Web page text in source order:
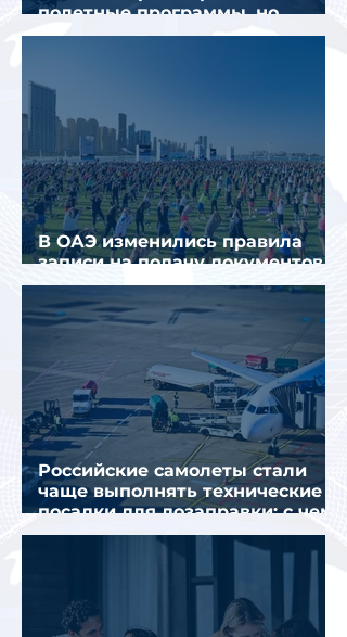
полетные программы, но
избегают прежних ошибок
В ОАЭ изменились правила
записи на подачу документов
для визы в Испанию
Российские самолеты стали
чаще выполнять технические
посадки для дозаправки: с чем
это связано